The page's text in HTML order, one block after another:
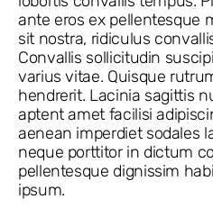
ante eros ex pellentesque
sit nostra, ridiculus
Convallis sollicitudin
varius vitae. Quisque
hendrerit. Lacinia sagittis
aptent amet facilisi
aenean imperdiet sodales
neque porttitor in dictum
pellentesque dignissim
ipsum.